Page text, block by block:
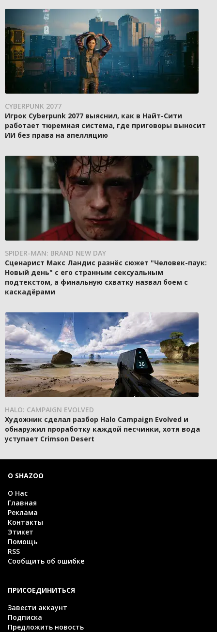
CYBERPUNK 2077
Игрок Cyberpunk 2077 выяснил, как в Найт-Сити
работает тюремная система, где приговоры выносит
ИИ без права на апелляцию
SPIDER-MAN: BRAND NEW DAY
Сценарист Макс Ландис разнёс сюжет "Человек-паук:
Новый день" с его странным сексуальным
подтекстом, а финальную схватку назвал боем с
каскадёрами
HALO: CAMPAIGN EVOLVED
Художник сделал разбор Halo Campaign Evolved и
обнаружил проработку каждой песчинки, хотя вода
уступает Crimson Desert
О SHAZOO
О Нас
Главная
Реклама
Контакты
Этикет
Помощь
RSS
Сообщить об ошибке
ПРИСОЕДИНИТЬСЯ
Завести аккаунт
Подписка
Предложить новость